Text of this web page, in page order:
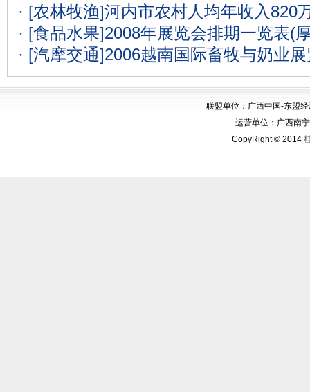
· [农林牧渔]河内市农村人均年收入820
· [食品水果]2008年展览会排期一览表(
· [汽摩交通]2006越南国际畜牧与奶业
联盟单位：广西中国-东盟
运营单位：广西南
CopyRight © 2014